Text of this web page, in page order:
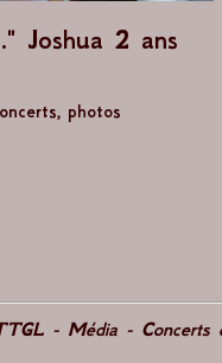
Joshua 2 ans
, photos
- Média - Concerts